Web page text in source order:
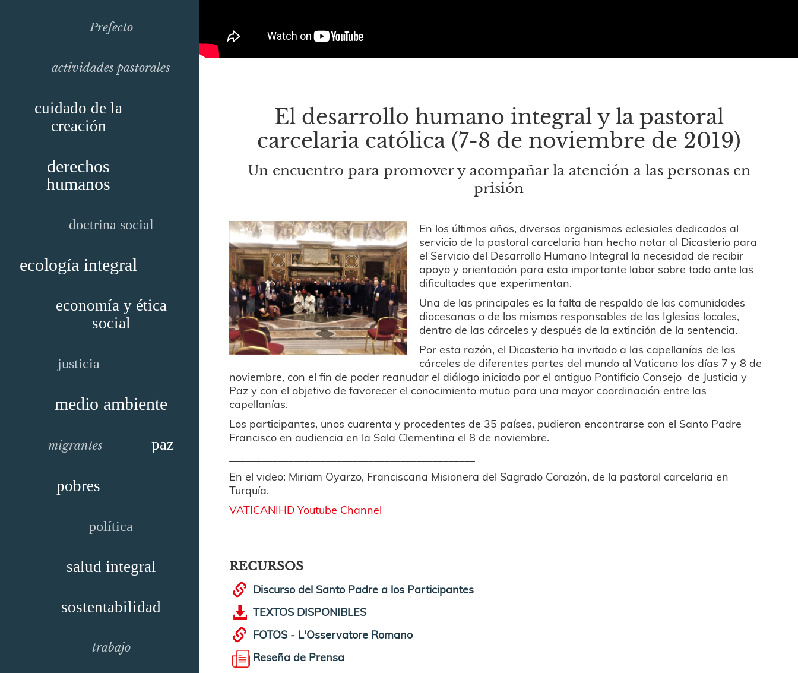
Prefecto
actividades pastorales
cuidado de la
creación
derechos
humanos
doctrina social
ecología integral
economía y ética
social
justicia
medio ambiente
migrantes paz
pobres
política
salud integral
sostentabilidad
trabajo
El desarrollo humano integral y la pastoral
carcelaria católica (7-8 de noviembre de 2019)
Un encuentro para promover y acompañar la atención a las personas en
prisión
En los últimos años, diversos organismos eclesiales dedicados al
servicio de la pastoral carcelaria han hecho notar al Dicasterio para
el Servicio del Desarrollo Humano Integral la necesidad de recibir
apoyo y orientación para esta importante labor sobre todo ante las
dificultades que experimentan.
Una de las principales es la falta de respaldo de las comunidades
diocesanas o de los mismos responsables de las Iglesias locales,
dentro de las cárceles y después de la extinción de la sentencia.
Por esta razón, el Dicasterio ha invitado a las capellanías de las
cárceles de diferentes partes del mundo al Vaticano los días 7 y 8 de
noviembre, con el fin de poder reanudar el diálogo iniciado por el antiguo Pontificio Consejo de Justicia y
Paz y con el objetivo de favorecer el conocimiento mutuo para una mayor coordinación entre las
capellanías.
Los participantes, unos cuarenta y procedentes de 35 países, pudieron encontrarse con el Santo Padre
Francisco en audiencia en la Sala Clementina el 8 de noviembre.
En el video: Miriam Oyarzo, Franciscana Misionera del Sagrado Corazón, de la pastoral carcelaria en
Turquía.
VATICANIHD Youtube Channel
RECURSOS
Discurso del Santo Padre a los Participantes
TEXTOS DISPONIBLES
FOTOS - L'Osservatore Romano
Reseña de Prensa